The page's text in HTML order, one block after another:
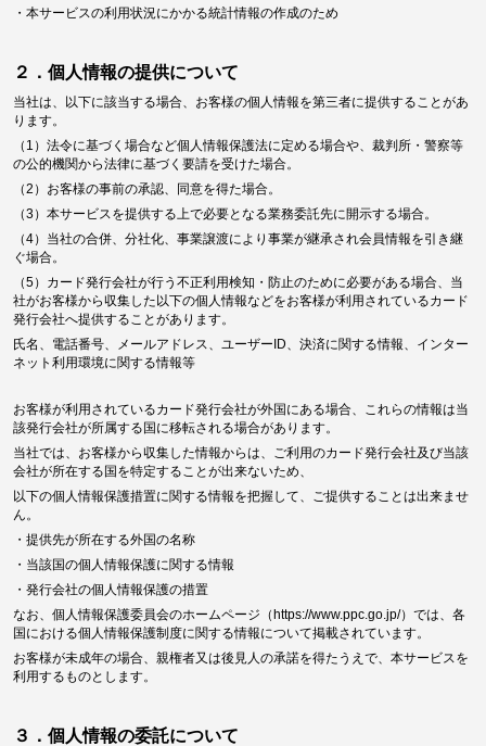
・本サービスの利用状況にかかる統計情報の作成のため
２．個人情報の提供について
当社は、以下に該当する場合、お客様の個人情報を第三者に提供することがあ
ります。
（1）法令に基づく場合など個人情報保護法に定める場合や、裁判所・警察等
の公的機関から法律に基づく要請を受けた場合。
（2）お客様の事前の承認、同意を得た場合。
（3）本サービスを提供する上で必要となる業務委託先に開示する場合。
（4）当社の合併、分社化、事業譲渡により事業が継承され会員情報を引き継
ぐ場合。
（5）カード発行会社が行う不正利用検知・防止のために必要がある場合、当
社がお客様から収集した以下の個人情報などをお客様が利用されているカード
発行会社へ提供することがあります。
氏名、電話番号、メールアドレス、ユーザーID、決済に関する情報、インター
ネット利用環境に関する情報等
お客様が利用されているカード発行会社が外国にある場合、これらの情報は当
該発行会社が所属する国に移転される場合があります。
当社では、お客様から収集した情報からは、ご利用のカード発行会社及び当該
会社が所在する国を特定することが出来ないため、
以下の個人情報保護措置に関する情報を把握して、ご提供することは出来ませ
ん。
・提供先が所在する外国の名称
・当該国の個人情報保護に関する情報
・発行会社の個人情報保護の措置
なお、個人情報保護委員会のホームページ（ https://www.ppc.go.jp/）では、各
国における個人情報保護制度に関する情報について掲載されています。
お客様が未成年の場合、親権者又は後見人の承諾を得たうえで、本サービスを
利用するものとします。
３．個人情報の委託について